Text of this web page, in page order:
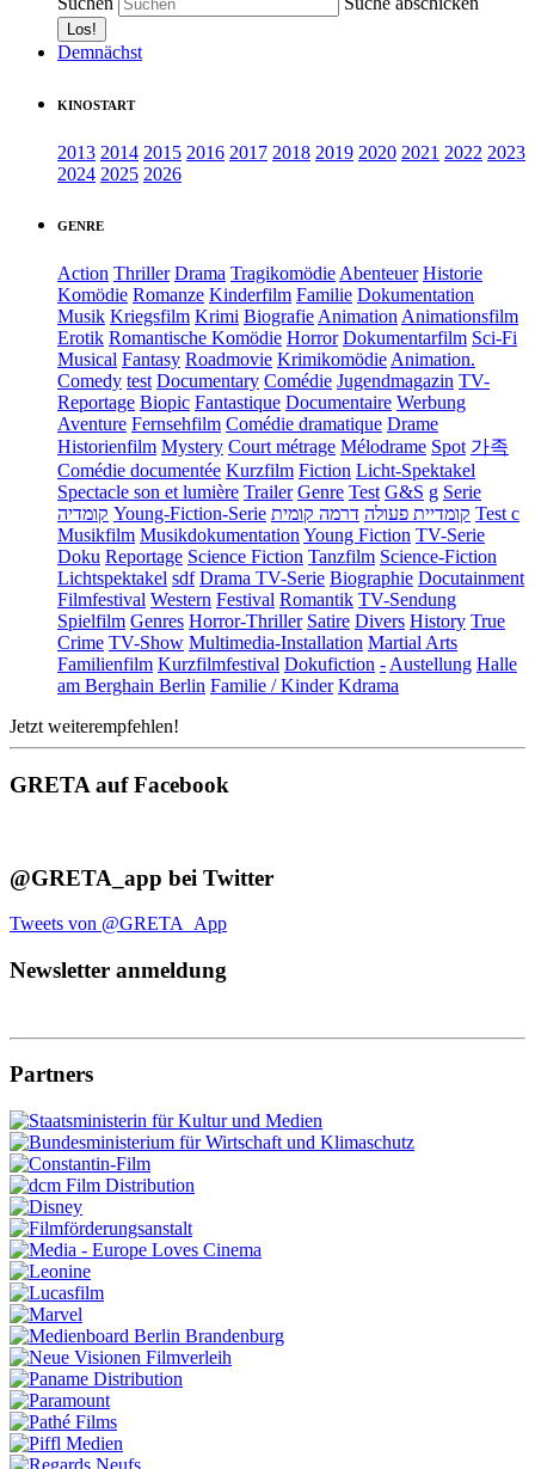
Demnächst
KINOSTART
2013 2014 2015 2016 2017 2018 2019 2020 2021 2022 2023
2024 2025 2026
GENRE
Action Thriller Drama TragikomödieAbenteuer Historie
Komödie Romanze Kinderfilm Familie Dokumentation
Musik Kriegsfilm Krimi BiografieAnimationAnimationsfilm
Erotik Romantische Komödie Horror Dokumentarfilm Sci-Fi
Musical Fantasy Roadmovie KrimikomödieAnimation.
Comedy test Documentary Comédie Jugendmagazin TV-
Reportage Biopic Fantastique Documentaire Werbung
Aventure Fernsehfilm Comédie dramatique Drame
Historienfilm Mystery Court métrage Mélodrame Spot 가족
Comédie documentée Kurzfilm Fiction Licht-Spektakel
Spectacle son et lumière Trailer Genre Test G&S g Serie
קומדיה Young-Fiction-Serie קומדיית פעולה דרמה קומית
Test c
Musikfilm MusikdokumentationYoung Fiction TV-Serie
Doku Reportage Science Fiction Tanzfilm Science-Fiction
Lichtspektakel sdf Drama TV-Serie Biographie Docutainment
Filmfestival Western Festival Romantik TV-Sendung
Spielfilm Genres Horror-Thriller Satire Divers History True
Crime TV-Show Multimedia-Installation Martial Arts
Familienfilm Kurzfilmfestival Dokufiction -Austellung Halle
am Berghain Berlin Familie / Kinder Kdrama
Jetzt weiterempfehlen!
GRETA auf Facebook
@GRETA_app bei Twitter
Tweets von @GRETA_App
Newsletter anmeldung
Partners